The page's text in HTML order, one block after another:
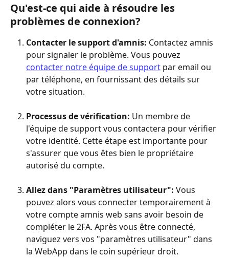
Qu'est-ce qui aide à résoudre les
problèmes de connexion?
Contacter le support d'amnis: Contactez amnis
pour signaler le problème. Vous pouvez
contacter notre équipe de support par email ou
par téléphone, en fournissant des détails sur
votre situation.
Processus de vérification: Un membre de
l'équipe de support vous contactera pour vérifier
votre identité. Cette étape est importante pour
s'assurer que vous êtes bien le propriétaire
autorisé du compte.
Allez dans "Paramètres utilisateur": Vous
pouvez alors vous connecter temporairement à
votre compte amnis web sans avoir besoin de
compléter le 2FA. Après vous être connecté,
naviguez vers vos "paramètres utilisateur" dans
la WebApp dans le coin supérieur droit.